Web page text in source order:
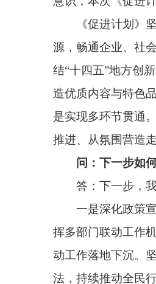
答：下一步，我部
一是深化政策宣传解
动工作落地下沉。坚持
法，持续推动全民行动